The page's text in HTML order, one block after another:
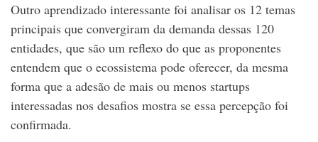
Outro aprendizado interessante foi analisar os 12 temas
principais que convergiram da demanda dessas 120
entidades, que são um reflexo do que as proponentes
entendem que o ecossistema pode oferecer, da mesma
forma que a adesão de mais ou menos startups
interessadas nos desafios mostra se essa percepção foi
confirmada.